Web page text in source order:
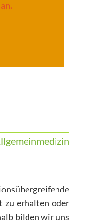
zu erhalten oder
bilden wir uns